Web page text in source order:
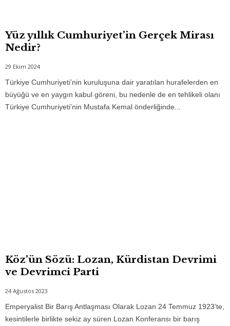
Yüz yıllık Cumhuriyet’in Gerçek Mirası
Nedir?
29 Ekim 2024
Türkiye Cumhuriyeti’nin kuruluşuna dair yaratılan hurafelerden en
büyüğü ve en yaygın kabul göreni, bu nedenle de en tehlikeli olanı
Türkiye Cumhuriyeti’nin Mustafa Kemal önderliğinde...
Köz’ün Sözü: Lozan, Kürdistan Devrimi
ve Devrimci Parti
24 Ağustos 2023
Emperyalist Bir Barış Antlaşması Olarak Lozan 24 Temmuz 1923’te,
kesintilerle birlikte sekiz ay süren Lozan Konferansı bir barış